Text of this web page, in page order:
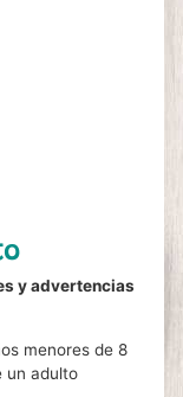
y advertencias
menores de 8
un adulto